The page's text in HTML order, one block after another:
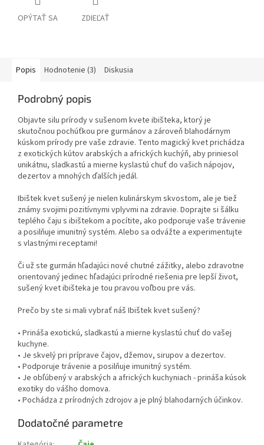
OPÝTAŤ SA ZDIEĽAŤ
Popis Hodnotenie (3) Diskusia
Podrobný popis
Objavte silu prírody v sušenom kvete ibišteka, ktorý je
skutočnou pochúťkou pre gurmánov a zároveň blahodárnym
kúskom prírody pre vaše zdravie. Tento magický kvet prichádza
z exotických kútov arabských a afrických kuchýň, aby priniesol
unikátnu, sladkastú a mierne kyslastú chuť do vašich nápojov,
dezertov a mnohých ďalších jedál.
Ibištek kvet sušený je nielen kulinárskym skvostom, ale je tiež
známy svojimi pozitívnymi vplyvmi na zdravie. Doprajte si šálku
teplého čaju s ibištekom a pocítite, ako podporuje vaše trávenie
a posilňuje imunitný systém. Alebo sa odvážte a experimentujte
s vlastnými receptami!
Či už ste gurmán hľadajúci nové chutné zážitky, alebo zdravotne
orientovaný jedinec hľadajúci prírodné riešenia pre lepší život,
sušený kvet ibišteka je tou pravou voľbou pre vás.
Prečo by ste si mali vybrať náš Ibištek kvet sušený?
• Prináša exotickú, sladkastú a mierne kyslastú chuť do vašej
kuchyne.
• Je skvelý pri príprave čajov, džemov, sirupov a dezertov.
• Podporuje trávenie a posilňuje imunitný systém.
• Je obľúbený v arabských a afrických kuchyniach - prináša kúsok
exotiky do vášho domova.
• Pochádza z prírodných zdrojov a je plný blahodarných účinkov.
Dodatočné parametre